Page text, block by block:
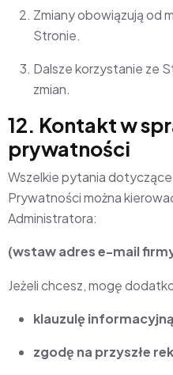
Zmiany obowiązują od
Stronie.
Dalsze korzystanie ze
zmian.
12. Kontakt w
prywatności
Wszelkie pytania
Prywatności można
Administratora:
(wstaw adres e-mail
Jeżeli chcesz, mogę
klauzulę
zgodę na przyszłe